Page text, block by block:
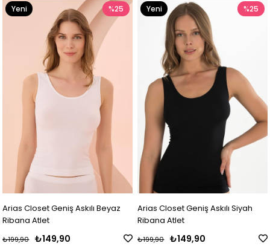
Arias Closet Geniş Askılı Beyaz
Ribana Atlet
₺149,90
₺199,90
%25
Yeni
Arias Closet Geniş Askılı Siyah
Ribana Atlet
₺149,90
₺199,90
%25
Yeni